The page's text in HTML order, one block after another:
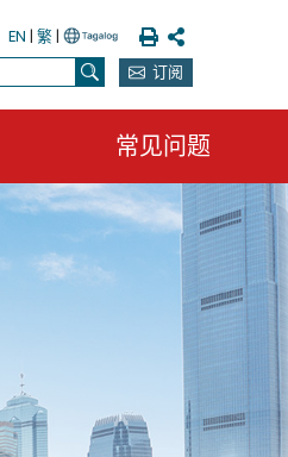
EN | 繁| 列印 分享
搜寻 订阅
常见问题